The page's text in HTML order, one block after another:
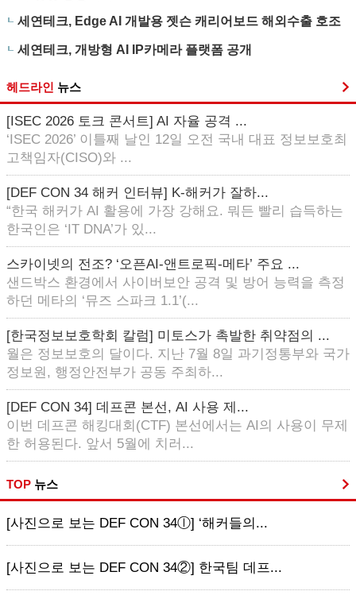
세연테크, Edge AI 개발용 젯슨 캐리어보드 해외수출 호조
세연테크, 개방형 AI IP카메라 플랫폼 공개
헤드라인 뉴스
[ISEC 2026 토크 콘서트] AI 자율 공격 ...
‘ISEC 2026’ 이틀째 날인 12일 오전 국내 대표 정보보호최
고책임자(CISO)와 ...
[DEF CON 34 해커 인터뷰] K-해커가 잘하...
“한국 해커가 AI 활용에 가장 강해요. 뭐든 빨리 습득하는
한국인은 ‘IT DNA’가 있...
스카이넷의 전조? ‘오픈AI-앤트로픽-메타’ 주요 ...
샌드박스 환경에서 사이버보안 공격 및 방어 능력을 측정
하던 메타의 ‘뮤즈 스파크 1.1’(...
[한국정보보호학회 칼럼] 미토스가 촉발한 취약점의 ...
월은 정보보호의 달이다. 지난 7월 8일 과기정통부와 국가
정보원, 행정안전부가 공동 주최하...
[DEF CON 34] 데프콘 본선, AI 사용 제...
이번 데프콘 해킹대회(CTF) 본선에서는 AI의 사용이 무제
한 허용된다. 앞서 5월에 치러...
TOP 뉴스
[사진으로 보는 DEF CON 34ⓛ] ‘해커들의...
[사진으로 보는 DEF CON 34②] 한국팀 데프...